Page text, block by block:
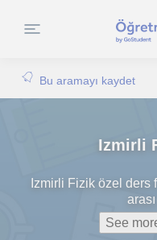
Bu aramayı kaydet
Izmirli
Izmirli Fizik özel ders
See